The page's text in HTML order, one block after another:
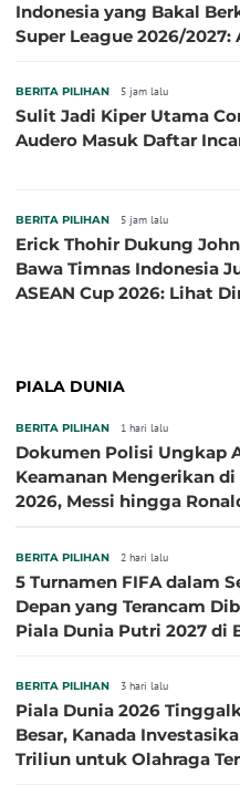
Indonesia yang Bakal
Super League 2026/2027:
BERITA PILIHAN 5 jam lalu
Sulit Jadi Kiper Utama
Audero Masuk Daftar
BERITA PILIHAN 5 jam lalu
Erick Thohir Dukung
Bawa Timnas Indonesia
ASEAN Cup 2026: Lihat
PIALA DUNIA
BERITA PILIHAN 1 hari lalu
Dokumen Polisi Ungkap
Keamanan Mengerikan
2026, Messi hingga
BERITA PILIHAN 2 hari lalu
5 Turnamen FIFA dalam
Depan yang Terancam
Piala Dunia Putri 2027 di
BERITA PILIHAN 3 hari lalu
Piala Dunia 2026
Besar, Kanada
Triliun untuk Olahraga